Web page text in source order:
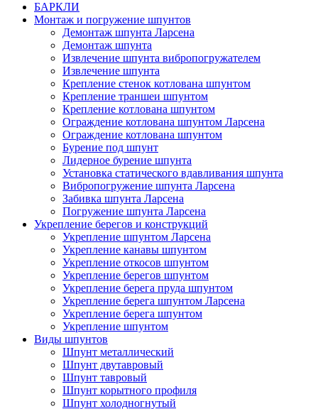
БАРКЛИ
Монтаж и погружение шпунтов
Демонтаж шпунта Ларсена
Демонтаж шпунта
Извлечение шпунта вибропогружателем
Извлечение шпунта
Крепление стенок котлована шпунтом
Крепление траншеи шпунтом
Крепление котлована шпунтом
Ограждение котлована шпунтом Ларсена
Ограждение котлована шпунтом
Бурение под шпунт
Лидерное бурение шпунта
Установка статического вдавливания шпунта
Вибропогружение шпунта Ларсена
Забивка шпунта Ларсена
Погружение шпунта Ларсена
Укрепление берегов и конструкций
Укрепление шпунтом Ларсена
Укрепление канавы шпунтом
Укрепление откосов шпунтом
Укрепление берегов шпунтом
Укрепление берега пруда шпунтом
Укрепление берега шпунтом Ларсена
Укрепление берега шпунтом
Укрепление шпунтом
Виды шпунтов
Шпунт металлический
Шпунт двутавровый
Шпунт тавровый
Шпунт корытного профиля
Шпунт холодногнутый